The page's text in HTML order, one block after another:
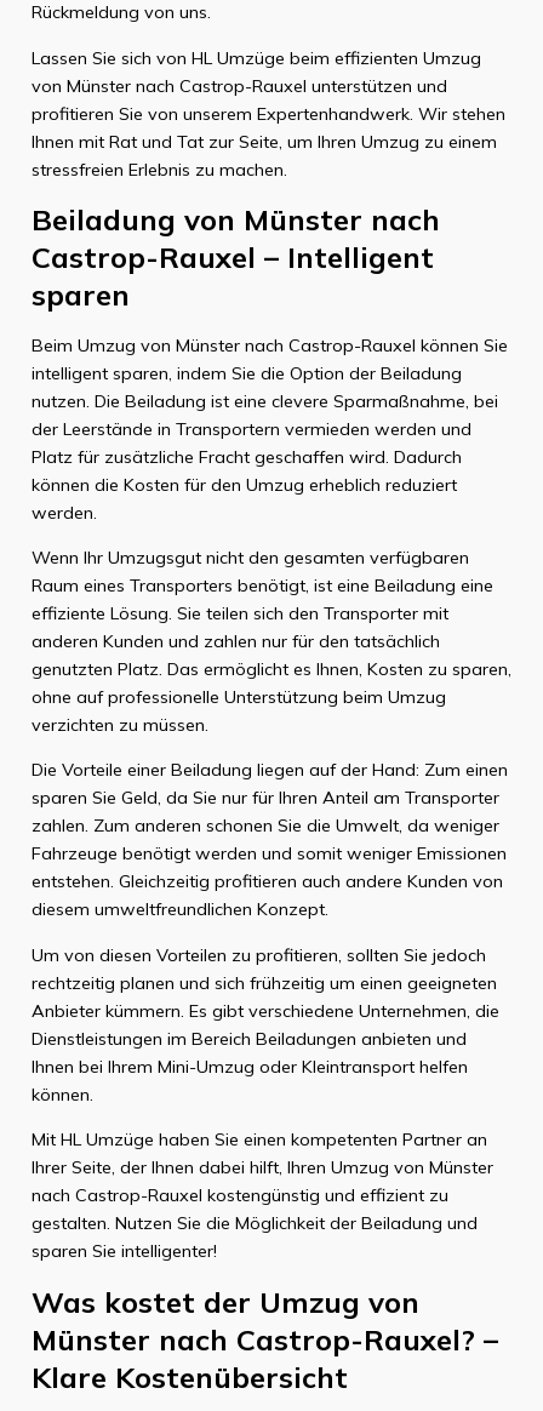
Rückmeldung von uns.
Lassen Sie sich von HL Umzüge beim effizienten Umzug
von Münster nach Castrop-Rauxel unterstützen und
profitieren Sie von unserem Expertenhandwerk. Wir stehen
Ihnen mit Rat und Tat zur Seite, um Ihren Umzug zu einem
stressfreien Erlebnis zu machen.
Beiladung von Münster nach
Castrop-Rauxel – Intelligent
sparen
Beim Umzug von Münster nach Castrop-Rauxel können Sie
intelligent sparen, indem Sie die Option der Beiladung
nutzen. Die Beiladung ist eine clevere Sparmaßnahme, bei
der Leerstände in Transportern vermieden werden und
Platz für zusätzliche Fracht geschaffen wird. Dadurch
können die Kosten für den Umzug erheblich reduziert
werden.
Wenn Ihr Umzugsgut nicht den gesamten verfügbaren
Raum eines Transporters benötigt, ist eine Beiladung eine
effiziente Lösung. Sie teilen sich den Transporter mit
anderen Kunden und zahlen nur für den tatsächlich
genutzten Platz. Das ermöglicht es Ihnen, Kosten zu sparen,
ohne auf professionelle Unterstützung beim Umzug
verzichten zu müssen.
Die Vorteile einer Beiladung liegen auf der Hand: Zum einen
sparen Sie Geld, da Sie nur für Ihren Anteil am Transporter
zahlen. Zum anderen schonen Sie die Umwelt, da weniger
Fahrzeuge benötigt werden und somit weniger Emissionen
entstehen. Gleichzeitig profitieren auch andere Kunden von
diesem umweltfreundlichen Konzept.
Um von diesen Vorteilen zu profitieren, sollten Sie jedoch
rechtzeitig planen und sich frühzeitig um einen geeigneten
Anbieter kümmern. Es gibt verschiedene Unternehmen, die
Dienstleistungen im Bereich Beiladungen anbieten und
Ihnen bei Ihrem Mini-Umzug oder Kleintransport helfen
können.
Mit HL Umzüge haben Sie einen kompetenten Partner an
Ihrer Seite, der Ihnen dabei hilft, Ihren Umzug von Münster
nach Castrop-Rauxel kostengünstig und effizient zu
gestalten. Nutzen Sie die Möglichkeit der Beiladung und
sparen Sie intelligenter!
Was kostet der Umzug von
Münster nach Castrop-Rauxel? –
Klare Kostenübersicht